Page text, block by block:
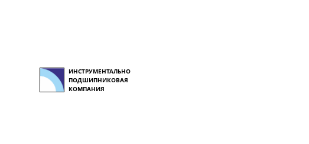
ИНСТРУМЕНТАЛЬНО
ПОДШИПНИКОВАЯ
КОМПАНИЯ